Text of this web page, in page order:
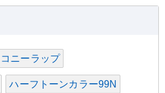
コニーラップ
ハーフトーンカラー99N